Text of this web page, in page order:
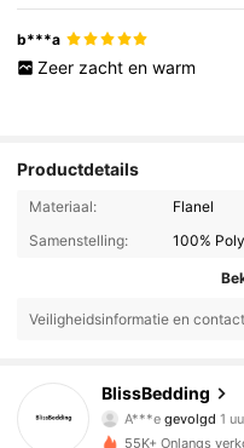
b***a
Zeer zacht en warm
Productdetails
Materiaal:
Flanel
Samenstelling:
100%
Veiligheidsinformatie en
BlissBedding
A***egevolgd 1
55K+ Onlangs